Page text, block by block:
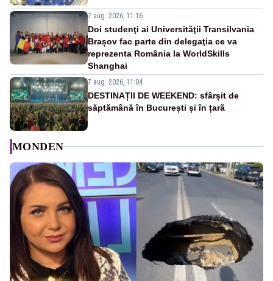
7 aug. 2026, 11:16
Doi studenţi ai Universităţii Transilvania
Brașov fac parte din delegaţia ce va
reprezenta România la WorldSkills
Shanghai
7 aug. 2026, 11:04
DESTINAȚII DE WEEKEND: sfârșit de
săptămână în București și în țară
MONDEN